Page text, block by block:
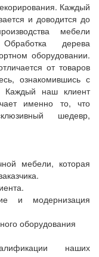
Каждый
и доводится до
мебели
дерева
оборудовании.
от товаров
ознакомившись с
наш клиент
именно то, что
шедевр,
мебели, которая
и модернизация
оборудования
наших